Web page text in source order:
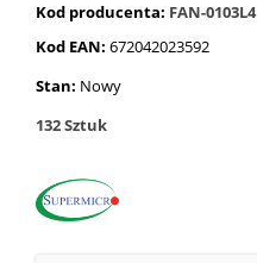
Kod producenta: FAN-0103L4
Kod EAN: 672042023592
Stan: Nowy
132Sztuk